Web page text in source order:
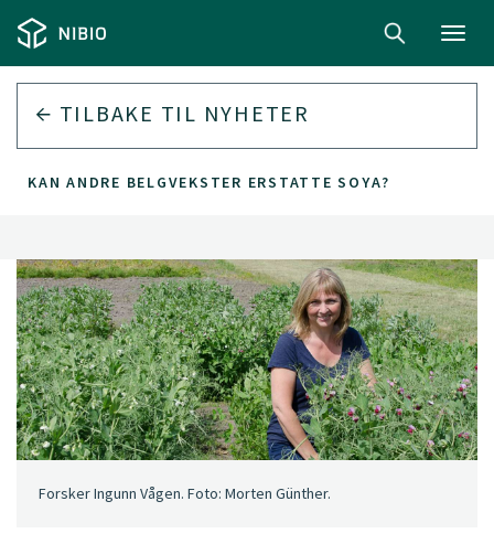
TILBAKE TIL NYHETER
KAN ANDRE BELGVEKSTER ERSTATTE SOYA?
Forsker Ingunn Vågen. Foto: Morten Günther.